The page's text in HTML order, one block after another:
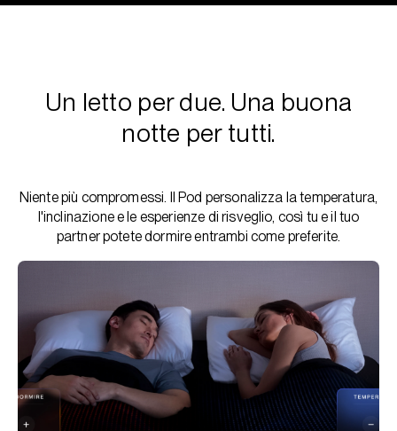
Un letto per due. Una buona
notte per tutti.
Niente più compromessi. Il Pod personalizza la temperatura,
l'inclinazione e le esperienze di risveglio, così tu e il tuo
partner potete dormire entrambi come preferite.